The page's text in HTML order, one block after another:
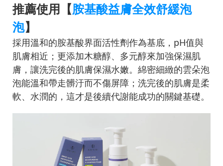
推薦使用【胺基酸益膚全效舒緩泡
泡】
採用溫和的胺基酸界面活性劑作為基底，pH值與
肌膚相近；更添加木糖醇、多元醇來加強保濕肌
膚，讓洗完後的肌膚保濕水嫩。綿密細緻的雲朵泡
泡能溫和帶走髒汙而不傷屏障；洗完後的肌膚是柔
軟、水潤的，這才是後續代謝能成功的關鍵基礎。